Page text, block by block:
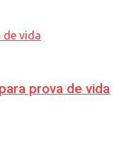
prova de vida